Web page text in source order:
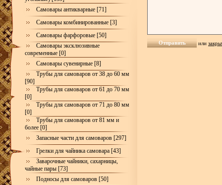
Самовары антикварные [71]
Самовары комбинированные [3]
Самовары фарфоровые [50]
Самовары эксклюзивные
современные [0]
Самовары сувенирные [8]
Трубы для самоваров от 38 до 60 мм
[90]
Трубы для самоваров от 61 до 70 мм
[0]
Трубы для самоваров от 71 до 80 мм
[0]
Трубы для самоваров от 81 мм и
более [0]
Запасные части для самоваров [297]
Грелки для чайника самовара [43]
Заварочные чайники, сахарницы,
чайные пары [73]
Подносы для самоваров [50]
или